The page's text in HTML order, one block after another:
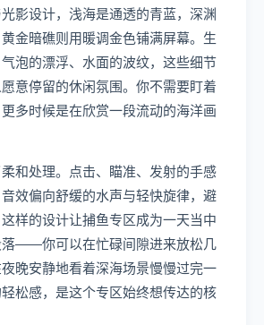
影设计，浅海是通透的青蓝，深渊
金暗礁则用暖调金色铺满屏幕。生
泡的漂浮、水面的波纹，这些细节
意停留的休闲氛围。你不需要盯着
多时候是在欣赏一段流动的海洋画
和处理。点击、瞄准、发射的手感
效偏向舒缓的水声与轻快旋律，避
样的设计让捕鱼专区成为一天当中
落——你可以在忙碌间隙进来放松几
晚安静地看着深海场景慢慢过完一
松感，是这个专区始终想传达的核